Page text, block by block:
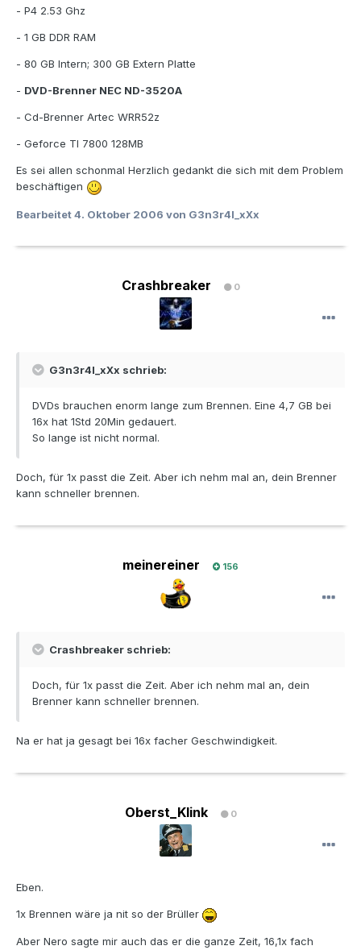
- P4 2.53 Ghz
- 1 GB DDR RAM
- 80 GB Intern; 300 GB Extern Platte
- DVD-Brenner NEC ND-3520A
- Cd-Brenner Artec WRR52z
- Geforce TI 7800 128MB
Es sei allen schonmal Herzlich gedankt die sich mit dem Problem
beschäftigen
Bearbeitet4. Oktober 2006 von G3n3r4l_xXx
Crashbreaker 0
G3n3r4l_xXx schrieb:
DVDs brauchen enorm lange zum Brennen. Eine 4,7 GB bei
16x hat 1Std 20Min gedauert.
So lange ist nicht normal.
Doch, für 1x passt die Zeit. Aber ich nehm mal an, dein Brenner
kann schneller brennen.
meinereiner 156
Crashbreaker schrieb:
Doch, für 1x passt die Zeit. Aber ich nehm mal an, dein
Brenner kann schneller brennen.
Na er hat ja gesagt bei 16x facher Geschwindigkeit.
Oberst_Klink 0
Eben.
1x Brennen wäre ja nit so der Brüller
Aber Nero sagte mir auch das er die ganze Zeit, 16,1x fach